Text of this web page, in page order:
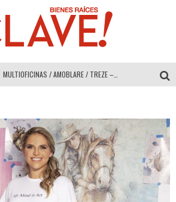
MULTIOFICINAS / AMOBLARE / TREZE – Especial Interiorismo & Decoración 2026
COLINEAL – Especial Interiorismo & Decoración 2026
ADRIANA HOYOS DESIGN STUDIO – Especial Interiorismo & Decoración 2026